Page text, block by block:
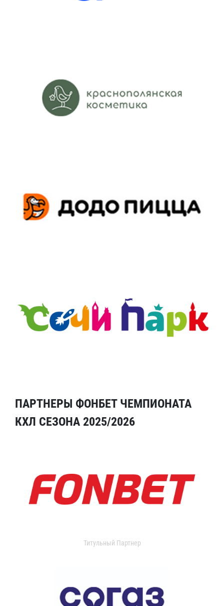
ПАРТНЕРЫ ФОНБЕТ ЧЕМПИОНАТА
КХЛ СЕЗОНА 2025/2026
Титульный Партнер